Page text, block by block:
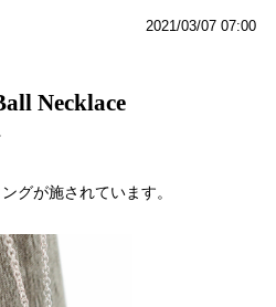
2021/03/07 07:00
Necklace
グが施されています。